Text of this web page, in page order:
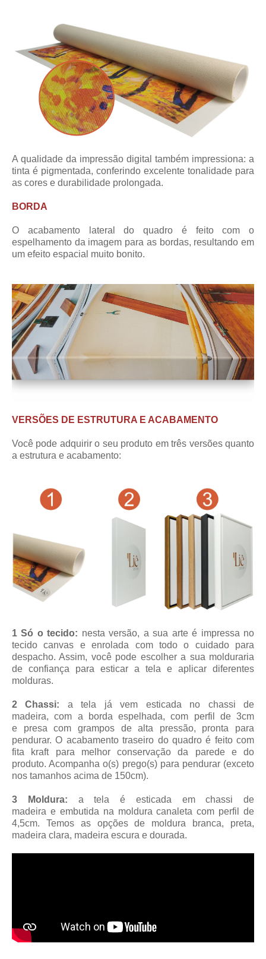
A qualidade da impressão digital também impressiona: a
tinta é pigmentada, conferindo excelente tonalidade para
as cores e durabilidade prolongada.
BORDA
O acabamento lateral do quadro é feito com o
espelhamento da imagem para as bordas, resultando em
um efeito espacial muito bonito.
VERSÕES DE ESTRUTURA E ACABAMENTO
Você pode adquirir o seu produto em três versões quanto
a estrutura e acabamento:
1 Só o tecido: nesta versão, a sua arte é impressa no
tecido canvas e enrolada com todo o cuidado para
despacho. Assim, você pode escolher a sua molduraria
de confiança para esticar a tela e aplicar diferentes
molduras.
2 Chassi: a tela já vem esticada no chassi de
madeira, com a borda espelhada, com perfil de 3cm
e presa com grampos de alta pressão, pronta para
pendurar. O acabamento traseiro do quadro é feito com
fita kraft para melhor conservação da parede e do
produto. Acompanha o(s) prego(s) para pendurar (exceto
nos tamanhos acima de 150cm).
3 Moldura:
a tela é esticada em chassi de
madeira e embutida na moldura canaletacom perfil de
4,5cm. Temos as opções de moldura branca, preta,
madeira clara, madeira escura e dourada.